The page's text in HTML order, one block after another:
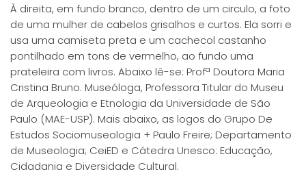
À direita, em fundo branco, dentro de um circulo, a foto
de uma mulher de cabelos grisalhos e curtos. Ela sorri e
usa uma camiseta preta e um cachecol castanho
pontilhado em tons de vermelho, ao fundo uma
prateleira com livros. Abaixo lê-se: Profª Doutora Maria
Cristina Bruno. Museóloga, Professora Titular do Museu
de Arqueologia e Etnologia da Universidade de São
Paulo (MAE-USP). Mais abaixo, as logos do Grupo De
Estudos Sociomuseologia + Paulo Freire; Departamento
de Museologia; CeiED e Cátedra Unesco: Educação,
Cidadania e Diversidade Cultural.